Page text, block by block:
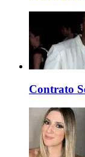
Contrato